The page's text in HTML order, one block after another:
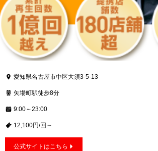
愛知県名古屋市中区大須3-5-13
矢場町駅徒歩8分
9:00～23:00
12,100円/回～
公式サイトはこちら